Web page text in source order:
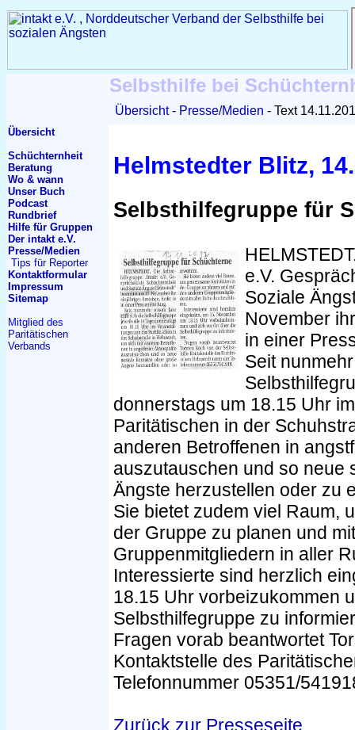
Selbsthilfe bei
Übersicht Presse/Medien Text
Übersicht
Schüchternheit
Beratung
Wo & wann
Unser Buch
Podcast
Rundbrief
Hilfe für Gruppen
Der intakt e.V.
Presse/Medien
Tips für Reporter
Kontaktformular
Impressum
Sitemap
Mitglied des
Paritätischen
Verbands
Helmstedter Blitz,
Selbsthilfegruppe für
e.V.
Soziale
November
in einer
Seit
donnerstags um 18.15 Uhr
Paritätischen in der
anderen Betroffenen in
auszutauschen und so neue
Ängste herzustellen oder zu
Sie bietet zudem viel Raum,
der Gruppe zu planen und
Gruppenmitgliedern in aller
Interessierte sind herzlich
18.15 Uhr vorbeizukommen
Selbsthilfegruppe zu
Fragen vorab beantwortet
Kontaktstelle des
Telefonnummer 05351/
Zurück zur Presseseite